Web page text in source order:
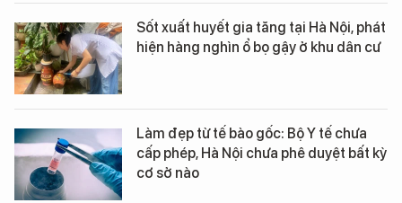
Sốt xuất huyết gia tăng tại Hà Nội, phát
hiện hàng nghìn ổ bọ gậy ở khu dân cư
Làm đẹp từ tế bào gốc: Bộ Y tế chưa
cấp phép, Hà Nội chưa phê duyệt bất kỳ
cơ sở nào